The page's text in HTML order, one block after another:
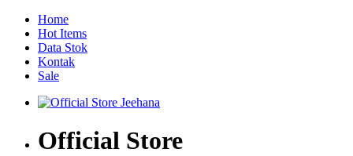
Home
Hot Items
Data Stok
Kontak
Sale
Official Store